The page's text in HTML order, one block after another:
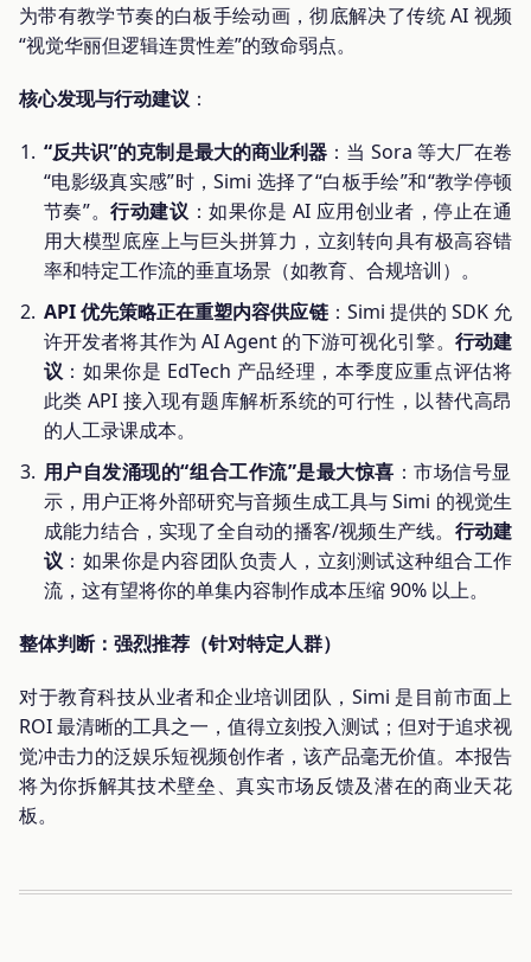
为带有教学节奏的白板手绘动画，彻底解决了传统 AI 视频
“视觉华丽但逻辑连贯性差”的致命弱点。
核心发现与行动建议 ：
“反共识”的克制是最大的商业利器 ：当 Sora 等大厂在卷
“电影级真实感”时，Simi 选择了“白板手绘”和“教学停顿
节奏”。行动建议 ：如果你是 AI 应用创业者，停止在通
用大模型底座上与巨头拼算力，立刻转向具有极高容错
率和特定工作流的垂直场景（如教育、合规培训）。
API 优先策略正在重塑内容供应链：Simi 提供的 SDK 允
许开发者将其作为 AI Agent 的下游可视化引擎。 行动建
议 ：如果你是 EdTech 产品经理，本季度应重点评估将
此类 API 接入现有题库解析系统的可行性，以替代高昂
的人工录课成本。
用户自发涌现的“组合工作流”是最大惊喜 ：市场信号显
示，用户正将外部研究与音频生成工具与 Simi 的视觉生
成能力结合，实现了全自动的播客/视频生产线。 行动建
议 ：如果你是内容团队负责人，立刻测试这种组合工作
流，这有望将你的单集内容制作成本压缩 90% 以上。
整体判断：强烈推荐（针对特定人群）
对于教育科技从业者和企业培训团队，Simi 是目前市面上
ROI 最清晰的工具之一，值得立刻投入测试；但对于追求视
觉冲击力的泛娱乐短视频创作者，该产品毫无价值。本报告
将为你拆解其技术壁垒、真实市场反馈及潜在的商业天花
板。